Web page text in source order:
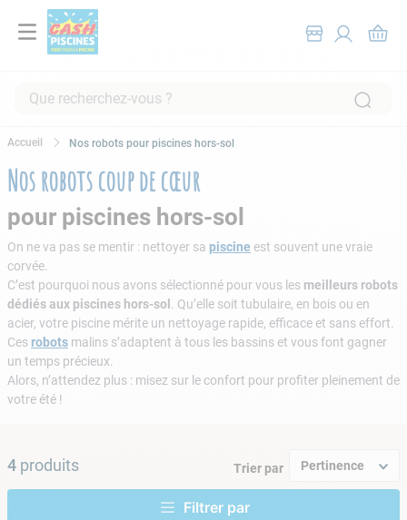
Que recherchez-vous ?
Nos robots pour piscines hors-sol
Nos robots coup de cœur
pour piscines hors-sol
On ne va pas se mentir : nettoyer sa piscine est souvent une vraie
corvée.
C’est pourquoi nous avons sélectionné pour vous les meilleurs robots
dédiés aux piscines hors-sol
. Qu’elle soit tubulaire, en bois ou en
acier, votre piscine mérite un nettoyage rapide, efficace et sans effort.
Ces robots malins s’adaptent à tous les bassins et vous font gagner
un temps précieux.
Alors, n’attendez plus : misez sur le confort pour profiter pleinement de
votre été !
4 produits Trier par Pertinence
2.
piscine hors sol
3.
robot piscine
4.
aspirateur
5.
chlore
6 .
tuyau
7 .
spa
8.
aspirateur piscine